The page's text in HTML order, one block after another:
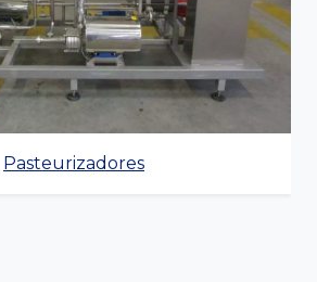
Pasteurizadores